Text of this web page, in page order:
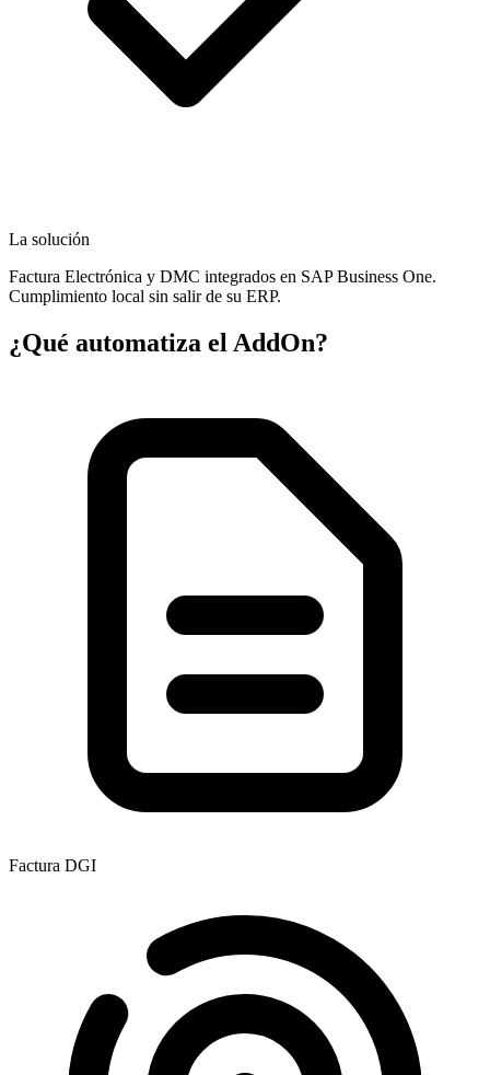
La solución
Factura Electrónica y DMC integrados en SAP Business One.
Cumplimiento local sin salir de su ERP.
¿Qué automatiza el AddOn?
Factura DGI